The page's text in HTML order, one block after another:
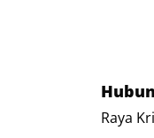
Raya